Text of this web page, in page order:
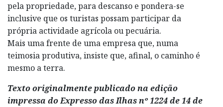
pela propriedade, para descanso e pondera-se
inclusive que os turistas possam participar da
própria actividade agrícola ou pecuária.
Mais uma frente de uma empresa que, numa
teimosia produtiva, insiste que, afinal, o caminho é
mesmo a terra.
Texto originalmente publicado na edição
impressa do Expresso das Ilhas nº 1224 de 14 de